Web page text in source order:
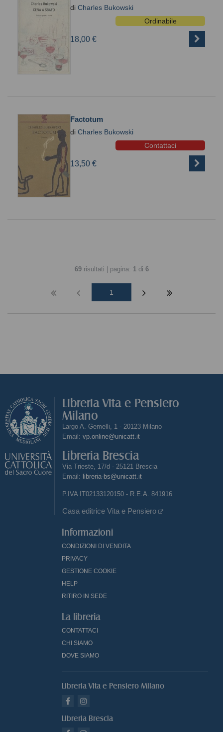
di Charles Bukowski
Ordinabile
18,00 €
Factotum
di Charles Bukowski
Contattaci
13,50 €
69risultati | pagina: 1 di 6
1
Libreria Vita e Pensiero
Milano
Largo A. Gemelli, 1 - 20123 Milano
Email: vp.online@unicatt.it
Libreria Brescia
Via Trieste, 17/d - 25121 Brescia
Email: libreria-bs@unicatt.it
P.IVA IT02133120150 - R.E.A. 841916
Casa editrice Vita e Pensiero
Informazioni
CONDIZIONI DI VENDITA
PRIVACY
GESTIONE COOKIE
HELP
RITIRO IN SEDE
La libreria
CONTATTACI
CHI SIAMO
DOVE SIAMO
Libreria Vita e Pensiero Milano
Libreria Brescia